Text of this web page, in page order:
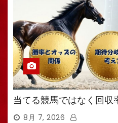
当てる競馬ではなく回収
8月 7, 2026